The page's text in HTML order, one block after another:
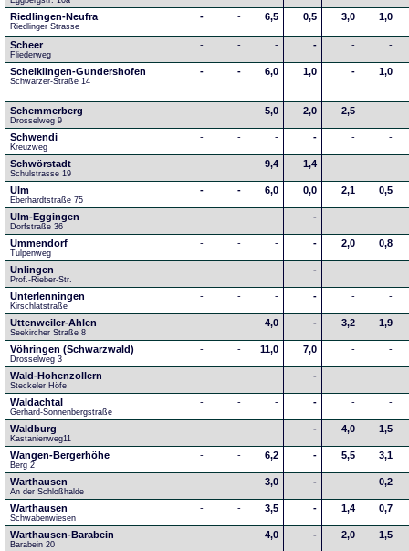
Riedlingen-Neufra
Riedlinger Strasse
- - 6,5 0,5 3,0 1,0
Scheer
Fliederweg
- - - - - -
Schelklingen-Gundershofen
Schwarzer-Straße 14
- - 6,0 1,0 - 1,0
Schemmerberg
Drosselweg 9
- - 5,0 2,0 2,5 -
Schwendi
Kreuzweg
- - - - - -
Schwörstadt
Schulstrasse 19
- - 9,4 1,4 - -
Ulm
Eberhardtstraße 75
- - 6,0 0,0 2,1 0,5
Ulm-Eggingen
Dorfstraße 36
- - - - - -
Ummendorf
Tulpenweg
- - - - 2,0 0,8
Unlingen
Prof.-Rieber-Str.
- - - - - -
Unterlenningen
Kirschlatstraße
- - - - - -
Uttenweiler-Ahlen
Seekircher Straße 8
- - 4,0 - 3,2 1,9
Vöhringen (Schwarzwald)
Drosselweg 3
- - 11,0 7,0 - -
Wald-Hohenzollern
Steckeler Höfe
- - - - - -
Waldachtal
Gerhard-Sonnenbergstraße
- - - - - -
Waldburg
Kastanienweg11
- - - - 4,0 1,5
Wangen-Bergerhöhe
Berg 2
- - 6,2 - 5,5 3,1
Warthausen
An der Schloßhalde
- - 3,0 - - 0,2
Warthausen
Schwabenwiesen
- - 3,5 - 1,4 0,7
Warthausen-Barabein
Barabein 20
- - 4,0 - 2,0 1,5